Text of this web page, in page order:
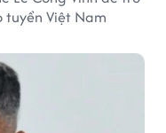
tuyển Việt Nam